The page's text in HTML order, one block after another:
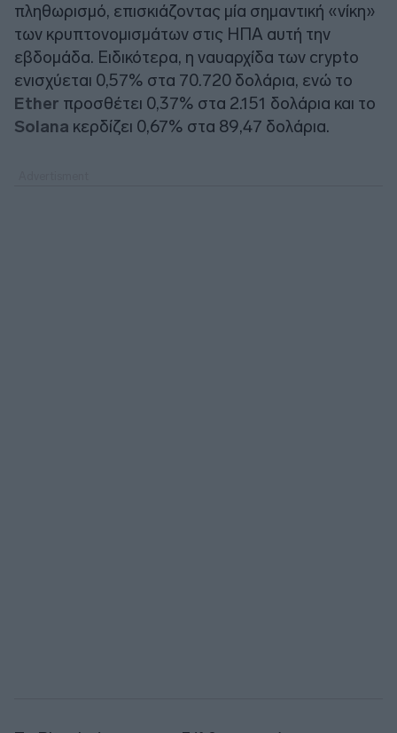
πληθωρισμό, επισκιάζοντας μία σημαντική «νίκη»
των κρυπτονομισμάτων στις ΗΠΑ αυτή την
εβδομάδα. Ειδικότερα, η ναυαρχίδα των crypto
ενισχύεται 0,57% στα 70.720 δολάρια, ενώ το
Ether προσθέτει 0,37% στα 2.151 δολάρια και το
Solana κερδίζει 0,67% στα 89,47 δολάρια.